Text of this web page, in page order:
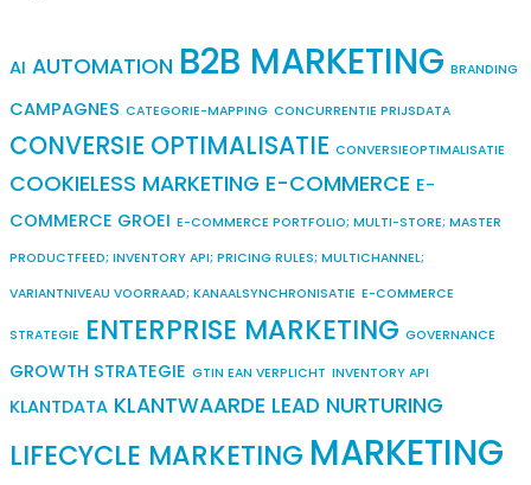
AI AUTOMATION B2B MARKETING BRANDING
CAMPAGNES CATEGORIE-MAPPING CONCURRENTIE PRIJSDATA
CONVERSIE OPTIMALISATIE CONVERSIEOPTIMALISATIE
COOKIELESS MARKETING E-COMMERCE E-
COMMERCE GROEI E-COMMERCE PORTFOLIO; MULTI-STORE; MASTER
PRODUCTFEED; INVENTORY API; PRICING RULES; MULTICHANNEL;
VARIANTNIVEAU VOORRAAD; KANAALSYNCHRONISATIE E-COMMERCE
STRATEGIE ENTERPRISE MARKETING GOVERNANCE
GROWTH STRATEGIE GTIN EAN VERPLICHT INVENTORY API
KLANTDATA KLANTWAARDE LEAD NURTURING
LIFECYCLE MARKETING MARKETING